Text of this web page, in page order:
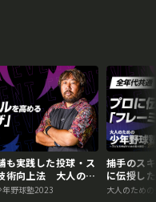
も実践した投球・ス
術向上法 大人のた
塾2023アーカイブ
年野球塾2023
捕手のス
に伝授し
のための
大人のため